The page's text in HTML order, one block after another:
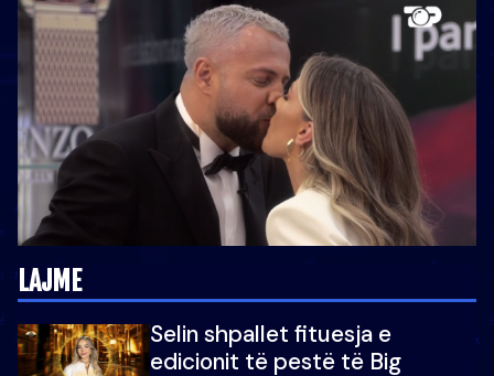
LAJME
Selin shpallet fituesja e
edicionit të pestë të Big